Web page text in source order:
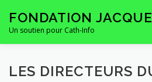
contenu
FONDATION
Un soutien pour Cath-Info
HOMEPAGE LA FONDATION
LES DIRECTEURS